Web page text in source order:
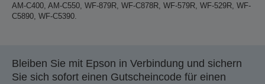
AM-C400, AM-C550, WF-879R, WF-C878R, WF-579R, WF-529R, WF-
C5890, WF-C5390.
Bleiben Sie mit Epson in Verbindung und sichern
Sie sich sofort einen Gutscheincode für einen